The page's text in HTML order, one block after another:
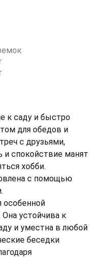
к саду и быстро
для обедов и
с друзьями,
спокойствие манят
хобби.
с помощью
особенной
устойчива к
и уместна в любой
беседки